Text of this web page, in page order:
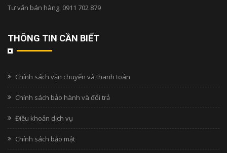
Tư vấn bán hàng: 0911 702 879
THÔNG TIN CẦN BIẾT
Chính sách vận chuyển và thanh toán
Chính sách bảo hành và đổi trả
Điều khoản dịch vụ
Chính sách bảo mật